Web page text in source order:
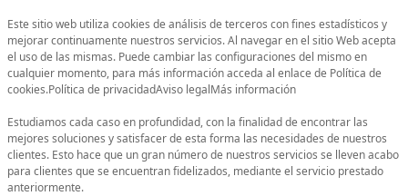
Este sitio web utiliza cookies de análisis de terceros con fines estadísticos y
mejorar continuamente nuestros servicios. Al navegar en el sitio Web acepta
el uso de las mismas. Puede cambiar las configuraciones del mismo en
cualquier momento, para más información acceda al enlace de Política de
cookies.Política de privacidadAviso legalMás información
Estudiamos cada caso en profundidad, con la finalidad de encontrar las
mejores soluciones y satisfacer de esta forma las necesidades de nuestros
clientes. Esto hace que un gran número de nuestros servicios se lleven acabo
para clientes que se encuentran fidelizados, mediante el servicio prestado
anteriormente.